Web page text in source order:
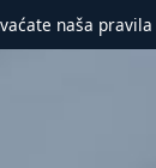
naša